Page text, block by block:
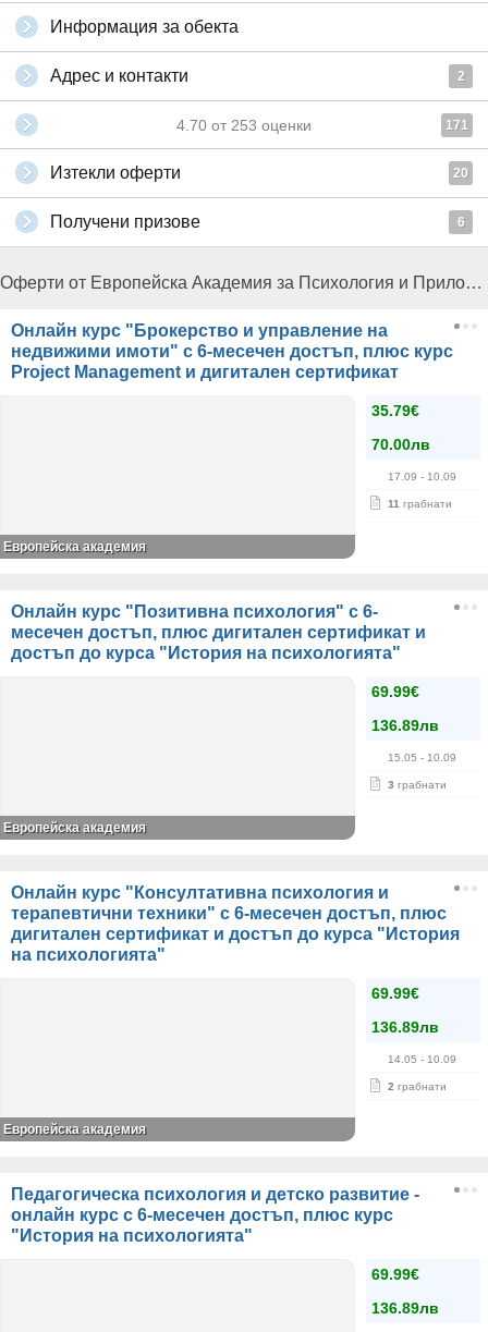
Информация за обекта
Адрес и контакти 2
4.70 от 253 оценки 171
Изтекли оферти 20
Получени призове 6
Оферти от Европейска Академия за Психология и Приложни Науки:
Онлайн курс "Брокерство и управление на
недвижими имоти" с 6-месечен достъп, плюс курс
Project Management и дигитален сертификат
35.79€
70.00лв
17.09 - 10.09
11 грабнати
Европейска академия
Онлайн курс "Позитивна психология" с 6-
месечен достъп, плюс дигитален сертификат и
достъп до курса "История на психологията"
69.99€
136.89лв
15.05 - 10.09
3 грабнати
Европейска академия
Онлайн курс "Консултативна психология и
терапевтични техники" с 6-месечен достъп, плюс
дигитален сертификат и достъп до курса "История
на психологията"
69.99€
136.89лв
14.05 - 10.09
2 грабнати
Европейска академия
Педагогическа психология и детско развитие -
онлайн курс с 6-месечен достъп, плюс курс
"История на психологията"
69.99€
136.89лв